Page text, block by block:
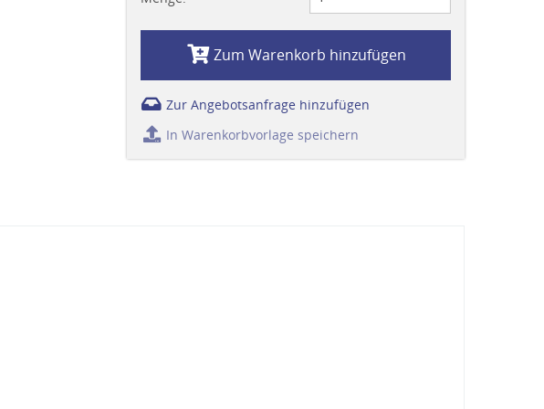
Zum Warenkorb hinzufügen
Zur Angebotsanfrage hinzufügen
In Warenkorbvorlage speichern